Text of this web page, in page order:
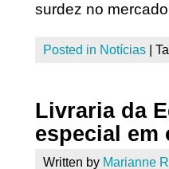
surdez no
Posted in Notícias
Livraria da
especial em
Written by Marianne